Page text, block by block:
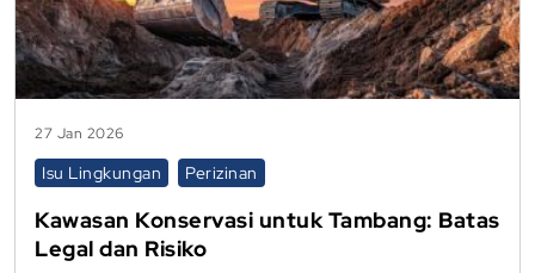
27 Jan 2026
Isu Lingkungan Perizinan
Kawasan Konservasi untuk Tambang: Batas
Legal dan Risiko